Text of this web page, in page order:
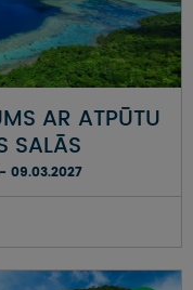
AR ATPŪTU
SALĀS
09.03.2027